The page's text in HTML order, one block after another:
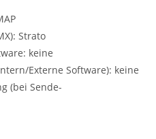
Strato
keine
Externe Software): keine
(bei Sende-